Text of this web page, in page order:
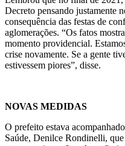
Decreto pensando justamente
consequência das festas de
aglomerações. “Os fatos
momento providencial.
crise novamente. Se a gente
estivessem piores”, disse.
NOVAS MEDIDAS
O prefeito estava
Saúde, Denilce Rondinelli,